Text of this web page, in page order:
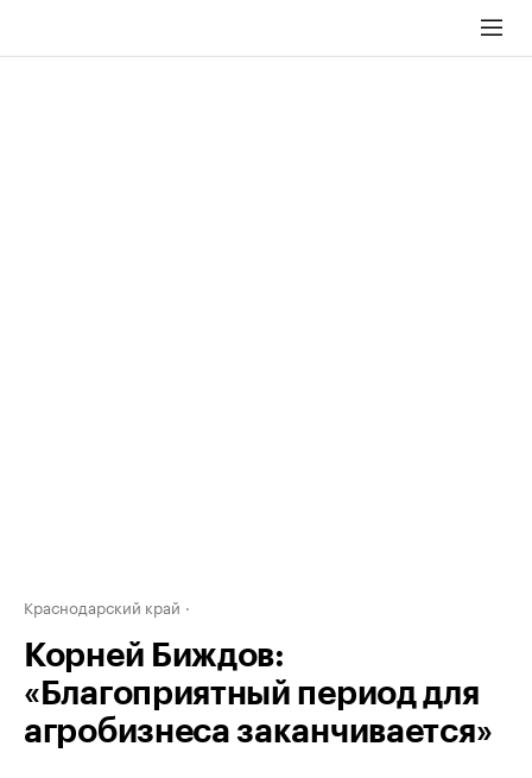
Краснодарский край
Корней Биждов:
«Благоприятный период для
агробизнеса заканчивается»